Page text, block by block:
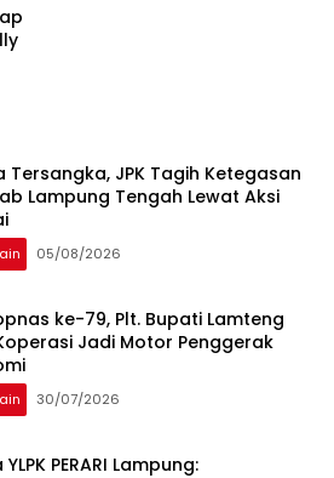
Tersangka, JPK Tagih Ketegasan
Lampung Tengah Lewat Aksi
05/08/2026
ke-79, Plt. Bupati Lamteng
Jadi Motor Penggerak
30/07/2026
PERARI Lampung: